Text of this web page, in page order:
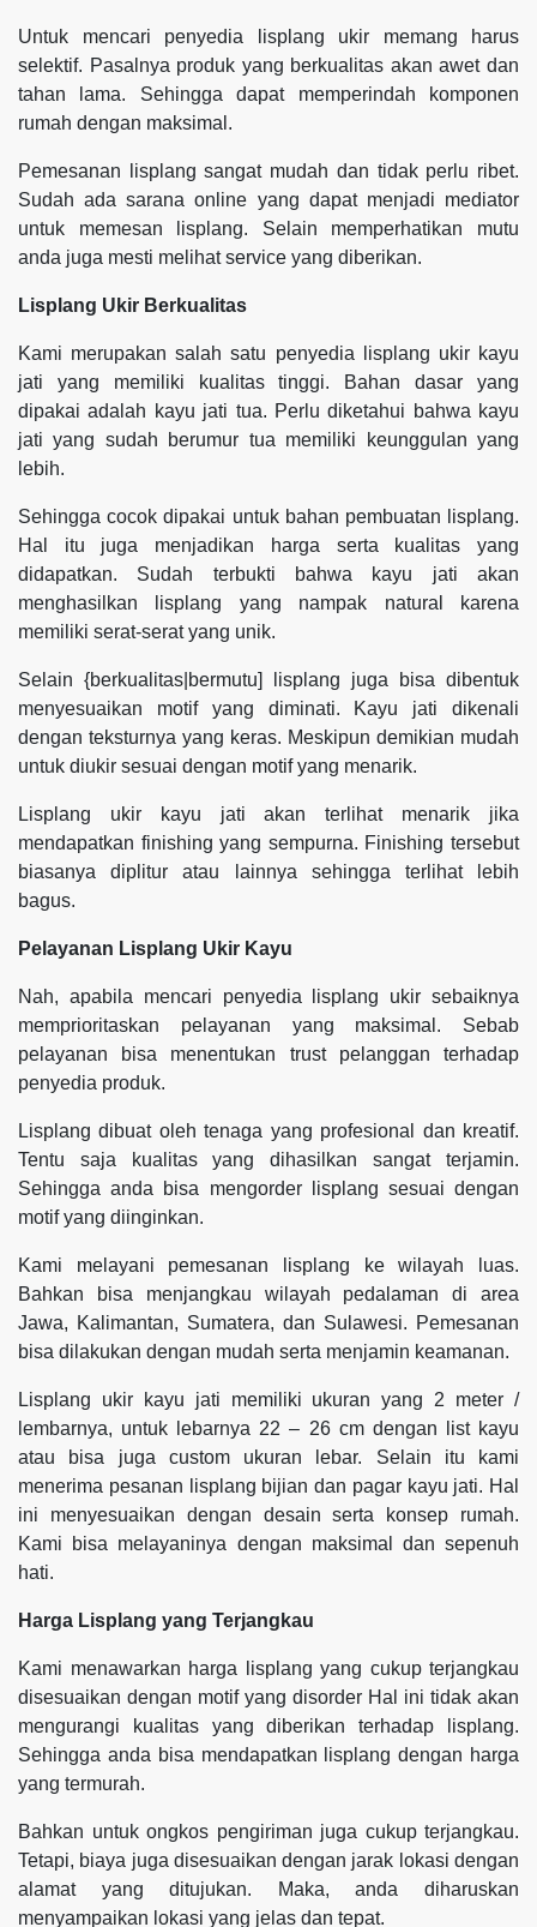
Untuk mencari penyedia lisplang ukir memang harus
selektif. Pasalnya produk yang berkualitas akan awet dan
tahan lama. Sehingga dapat memperindah komponen
rumah dengan maksimal.
Pemesanan lisplang sangat mudah dan tidak perlu ribet.
Sudah ada sarana online yang dapat menjadi mediator
untuk memesan lisplang. Selain memperhatikan mutu
anda juga mesti melihat service yang diberikan.
Lisplang Ukir Berkualitas
Kami merupakan salah satu penyedia lisplang ukir kayu
jati yang memiliki kualitas tinggi. Bahan dasar yang
dipakai adalah kayu jati tua. Perlu diketahui bahwa kayu
jati yang sudah berumur tua memiliki keunggulan yang
lebih.
Sehingga cocok dipakai untuk bahan pembuatan lisplang.
Hal itu juga menjadikan harga serta kualitas yang
didapatkan. Sudah terbukti bahwa kayu jati akan
menghasilkan lisplang yang nampak natural karena
memiliki serat-serat yang unik.
Selain {berkualitas|bermutu] lisplang juga bisa dibentuk
menyesuaikan motif yang diminati. Kayu jati dikenali
dengan teksturnya yang keras. Meskipun demikian mudah
untuk diukir sesuai dengan motif yang menarik.
Lisplang ukir kayu jati akan terlihat menarik jika
mendapatkan finishing yang sempurna. Finishing tersebut
biasanya diplitur atau lainnya sehingga terlihat lebih
bagus.
Pelayanan Lisplang Ukir Kayu
Nah, apabila mencari penyedia lisplang ukir sebaiknya
memprioritaskan pelayanan yang maksimal. Sebab
pelayanan bisa menentukan trust pelanggan terhadap
penyedia produk.
Lisplang dibuat oleh tenaga yang profesional dan kreatif.
Tentu saja kualitas yang dihasilkan sangat terjamin.
Sehingga anda bisa mengorder lisplang sesuai dengan
motif yang diinginkan.
Kami melayani pemesanan lisplang ke wilayah luas.
Bahkan bisa menjangkau wilayah pedalaman di area
Jawa, Kalimantan, Sumatera, dan Sulawesi. Pemesanan
bisa dilakukan dengan mudah serta menjamin keamanan.
Lisplang ukir kayu jati memiliki ukuran yang 2 meter /
lembarnya, untuk lebarnya 22 – 26 cm dengan list kayu
atau bisa juga custom ukuran lebar. Selain itu kami
menerima pesanan lisplang bijian dan pagar kayu jati. Hal
ini menyesuaikan dengan desain serta konsep rumah.
Kami bisa melayaninya dengan maksimal dan sepenuh
hati.
Harga Lisplang yang Terjangkau
Kami menawarkan harga lisplang yang cukup terjangkau
disesuaikan dengan motif yang disorder Hal ini tidak akan
mengurangi kualitas yang diberikan terhadap lisplang.
Sehingga anda bisa mendapatkan lisplang dengan harga
yang termurah.
Bahkan untuk ongkos pengiriman juga cukup terjangkau.
Tetapi, biaya juga disesuaikan dengan jarak lokasi dengan
alamat yang ditujukan. Maka, anda diharuskan
menyampaikan lokasi yang jelas dan tepat.